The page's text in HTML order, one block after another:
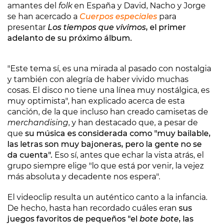
amantes del folken España y David, Nacho y Jorge
se han acercado a Cuerpos especiales para
presentar Los tiempos que vivimos, el primer
adelanto de su próximo álbum.
"Este tema sí, es una mirada al pasado con nostalgia
y también con alegría de haber vivido muchas
cosas. El disco no tiene una línea muy nostálgica, es
muy optimista", han explicado acerca de esta
canción, de la que incluso han creado camisetas de
merchandising, y han destacado que, a pesar de
que su música es considerada como "muy bailable,
las letras son muy bajoneras, pero la gente no se
da cuenta". Eso sí, antes que echar la vista atrás, el
grupo siempre elige "lo que está por venir, la vejez
más absoluta y decadente nos espera".
El videoclip resulta un auténtico canto a la infancia.
De hecho, hasta han recordado cuáles eran sus
juegos favoritos de pequeños "el bote bote, las